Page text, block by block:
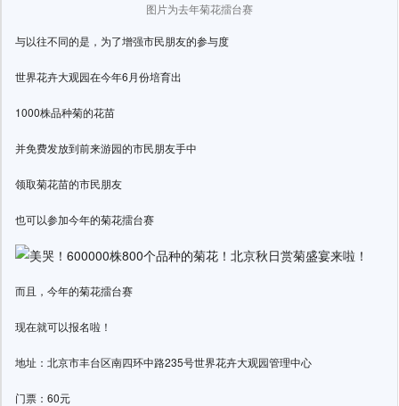
图片为去年菊花擂台赛
与以往不同的是，为了增强市民朋友的参与度
世界花卉大观园在今年6月份培育出
1000株品种菊的花苗
并免费发放到前来游园的市民朋友手中
领取菊花苗的市民朋友
也可以参加今年的菊花擂台赛
而且，今年的菊花擂台赛
现在就可以报名啦！
地址：北京市丰台区南四环中路235号世界花卉大观园管理中心
门票：60元